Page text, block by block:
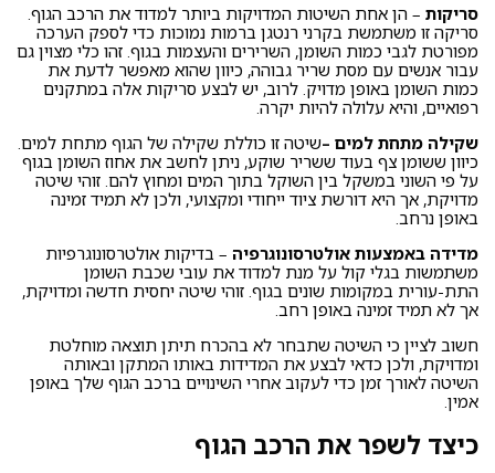
סריקות – הן אחת השיטות המדויקות ביותר למדוד את הרכב הגוף.
סריקה זו משתמשת בקרני רנטגן ברמות נמוכות כדי לספק הערכה
מפורטת לגבי כמות השומן, השרירים והעצמות בגוף. זהו כלי מצוין גם
עבור אנשים עם מסת שריר גבוהה, כיוון שהוא מאפשר לדעת את
כמות השומן באופן מדויק. לרוב, יש לבצע סריקות אלה במתקנים
רפואיים, והיא עלולה להיות יקרה.
שקילה מתחת למים –שיטה זו כוללת שקילה של הגוף מתחת למים.
כיוון ששומן צף בעוד ששריר שוקע, ניתן לחשב את אחוז השומן בגוף
על פי השוני במשקל בין השוקל בתוך המים ומחוץ להם. זוהי שיטה
מדויקת, אך היא דורשת ציוד ייחודי ומקצועי, ולכן לא תמיד זמינה
באופן נרחב.
מדידה באמצעות אולטרסונוגרפיה – בדיקות אולטרסונוגרפיות
משתמשות בגלי קול על מנת למדוד את עובי שכבת השומן
התת-עורית במקומות שונים בגוף. זוהי שיטה יחסית חדשה ומדויקת,
אך לא תמיד זמינה באופן רחב.
חשוב לציין כי השיטה שתבחר לא בהכרח תיתן תוצאה מוחלטת
ומדויקת, ולכן כדאי לבצע את המדידות באותו המתקן ובאותה
השיטה לאורך זמן כדי לעקוב אחרי השינויים ברכב הגוף שלך באופן
אמין.
כיצד לשפר את הרכב הגוף